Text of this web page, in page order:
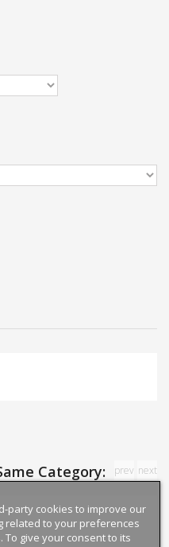
Category: prev next
party cookies to improve our
related to your preferences
give your consent to its